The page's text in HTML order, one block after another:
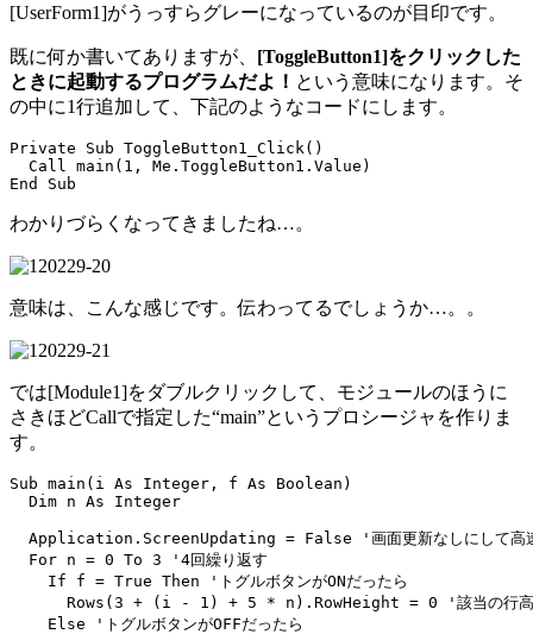
[UserForm1]がうっすらグレーになっているのが目印です。
既に何か書いてありますが、 [ToggleButton1]をクリックした
ときに起動するプログラムだよ！ という意味になります。そ
の中に1行追加して、下記のようなコードにします。
Private Sub ToggleButton1_Click()
  Call main(1, Me.ToggleButton1.Value)
わかりづらくなってきましたね…。
意味は、こんな感じです。伝わってるでしょうか…。。
では[Module1]をダブルクリックして、モジュールのほうに
さきほどCallで指定した“main”というプロシージャを作りま
す。
Sub main(i As Integer, f As Boolean)
  Dim n As Integer
Application.ScreenUpdating = False '画面更新なしにして高
  For n = 0 To 3 '4回繰り返す
    If f = True Then 'トグルボタンがONだったら
Rows(3 + (i - 1) + 5 * n).RowHeight = 0 '該当の行高
    Else 'トグルボタンがOFFだったら